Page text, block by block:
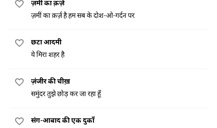
ज़मीं का क़र्ज़
ज़मीं का क़र्ज़ है हम सब के दोश-ओ-गर्दन पर
छटा आदमी
ये मिरा शहर है
ज़ंजीर की चीख़
समुंदर तुझे छोड़ कर जा रहा हूँ
संग-आबाद की एक दुकाँ